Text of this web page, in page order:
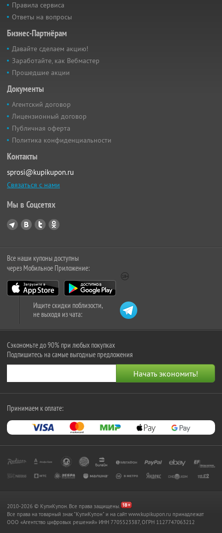
Правила сервиса
Ответы на вопросы
Бизнес-Партнёрам
Давайте сделаем акцию!
Заработайте, как Вебмастер
Прошедшие акции
Документы
Агентский договор
Лицензионный договор
Публичная оферта
Политика конфиденциальности
Контакты
sprosi@kupikupon.ru
Связаться с нами
Мы в Соцсетях
Все наши купоны доступны
через Мобильное Приложение:
Ищите скидки поблизости,
не выходя из чата:
Сэкономьте до 90% при любых покупках
Подпишитесь на самые выгодные предложения
Принимаем к оплате:
2010-2026 © КупиКупон. Все права защищены.
Все права на товарный знак "КупиКупон" и на сайт www.kupikupon.ru принадлежат
OOO «Агентство цифровых решений» ИНН 7705523387, ОГРН 1127747063212